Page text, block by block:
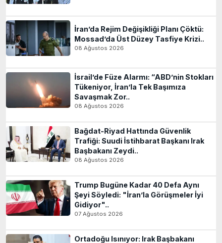
İran’da Rejim Değişikliği Planı Çöktü:
Mossad’da Üst Düzey Tasfiye Krizi..
08 Ağustos 2026
İsrail’de Füze Alarmı: “ABD’nin Stokları
Tükeniyor, İran’la Tek Başımıza
Savaşmak Zor..
08 Ağustos 2026
Bağdat-Riyad Hattında Güvenlik
Trafiği: Suudi İstihbarat Başkanı Irak
Başbakanı Zeydi..
08 Ağustos 2026
Trump Bugüne Kadar 40 Defa Aynı
Şeyi Söyledi: "İran’la Görüşmeler İyi
Gidiyor"..
07 Ağustos 2026
Ortadoğu Isınıyor: Irak Başbakanı